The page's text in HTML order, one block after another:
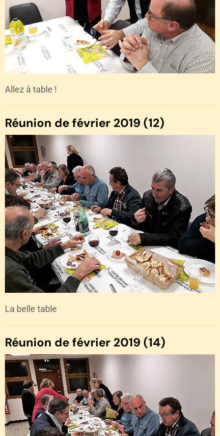
Allez à table !
Réunion de février 2019 (12)
La belle table
Réunion de février 2019 (14)